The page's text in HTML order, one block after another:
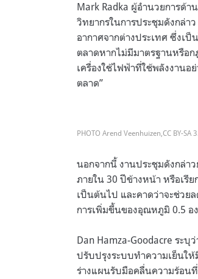
Mark Radka ผู้อำนวยการด้า
วิทยากรในการประชุมดังกล่า
อากาศจากต่างประเทศ ซึ่งเป็
ตลาดหากไม่มีมาตรฐานหรือก
เครื่องใช้ไฟฟ้าที่ใช้พลังงานอ
ตลาด”
PHOTO Arend Veenhuizen,CC BY-
นอกจากนี้ งานประชุมดังกล่า
ภายใน 30 ปีข้างหน้า หรือเรีย
เป็นต้นไป และคาดว่าจะช่วย
การเพิ่มขึ้นของอุณหภูมิ 0.5 อ
Dan Hamza-Goodacre ระบุ
ปรับปรุงระบบทำความเย็นให้
ร่างแผนรับมือคลื่นความร้อน